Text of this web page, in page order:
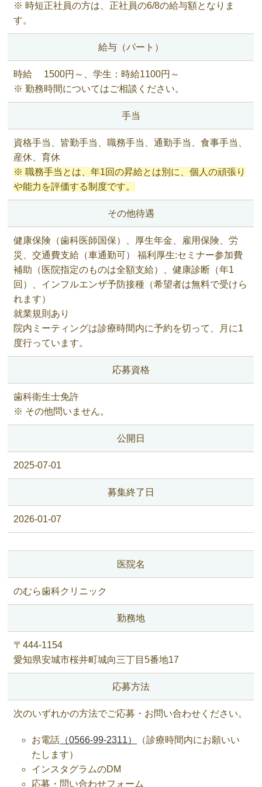
※ 時短正社員の方は、正社員の6/8の給与額となりま
す。
給与（パート）
時給 1500円～、学生：時給1100円～
※ 勤務時間についてはご相談ください。
手当
資格手当、皆勤手当、職務手当、通勤手当、食事手当、
産休、育休
※ 職務手当とは、年1回の昇給とは別に、個人の頑張り
や能力を評価する制度です。
その他待遇
健康保険（歯科医師国保）、厚生年金、雇用保険、労
災、交通費支給（車通勤可）
福利厚生:セミナー参加費
補助（医院指定のものは全額支給）、健康診断（年1
回）、インフルエンザ予防接種（希望者は無料で受けら
れます）
就業規則あり
院内ミーティングは診療時間内に予約を切って、月に1
度行っています。
応募資格
歯科衛生士免許
※ その他問いません。
公開日
2025-07-01
募集終了日
2026-01-07
医院名
のむら歯科クリニック
勤務地
〒444-1154
愛知県安城市桜井町城向三丁目5番地17
応募方法
次のいずれかの方法でご応募・お問い合わせください。
お電話 （0566-99-2311）
（診療時間内にお願いい
たします）
インスタグラムのDM
応募・問い合わせフォーム